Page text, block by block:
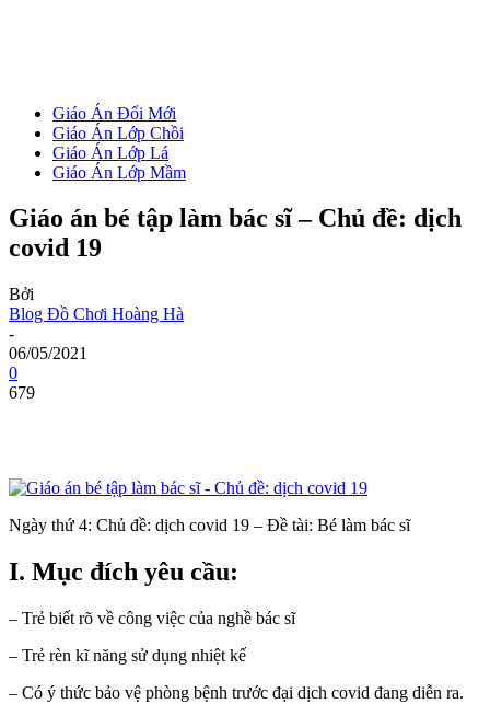
Giáo Án Đổi Mới
Giáo Án Lớp Chồi
Giáo Án Lớp Lá
Giáo Án Lớp Mầm
Giáo án bé tập làm bác sĩ – Chủ đề: dịch
covid 19
Bởi
Blog Đồ Chơi Hoàng Hà
-
06/05/2021
0
679
Ngày thứ 4: Chủ đề: dịch covid 19 – Đề tài: Bé làm bác sĩ
I. Mục đích yêu cầu:
– Trẻ biết rõ về công việc của nghề bác sĩ
– Trẻ rèn kĩ năng sử dụng nhiệt kế
– Có ý thức bảo vệ phòng bệnh trước đại dịch covid đang diễn ra.